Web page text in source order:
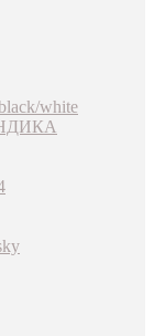
white